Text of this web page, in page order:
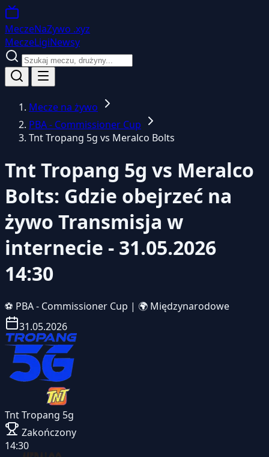
MeczeNaZywo .xyz
MeczeLigiNewsy
Mecze na żywo
PBA - Commissioner Cup
Tnt Tropang 5g vs Meralco Bolts
Tnt Tropang 5g vs Meralco
Bolts: Gdzie obejrzeć na
żywo Transmisja w
internecie - 31.05.2026
14:30
⚽ PBA - Commissioner Cup | 🌍 Międzynarodowe
31.05.2026
Tnt Tropang 5g
Zakończony
14:30